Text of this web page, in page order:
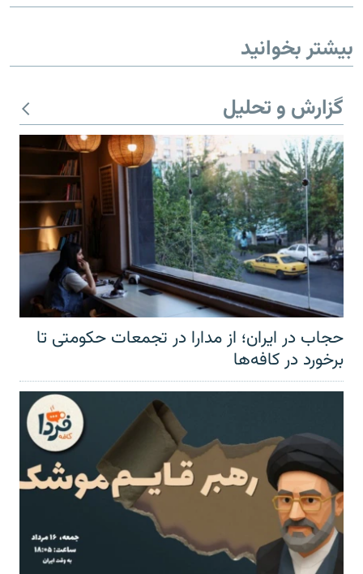
بیشتر بخوانید
گزارش و تحلیل
حجاب در ایران؛ از مدارا در تجمعات حکومتی تا
برخورد در کافه‌ها